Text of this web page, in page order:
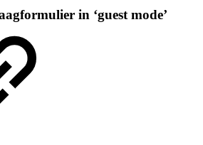
in ‘guest mode’